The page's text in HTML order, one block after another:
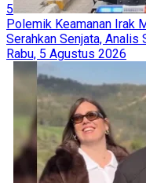
5
Polemik Keamanan Irak
Serahkan Senjata,
Rabu, 5 Agustus 2026